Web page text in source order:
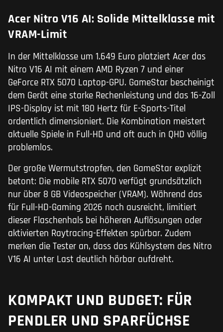
Acer Nitro V16 AI: Solide Mittelklasse mit
VRAM-Limit
In der Mittelklasse um 1.649 Euro platziert Acer das
Nitro V16 AI mit einem AMD Ryzen 7 und einer
GeForce RTX 5070 Laptop-GPU. GameStar bescheinigt
dem Gerät eine starke Rechenleistung und das 16-Zoll
IPS-Display ist mit 180 Hertz für E-Sports-Titel
ordentlich dimensioniert. Die Kombination meistert
aktuelle Spiele in Full-HD und oft auch in QHD völlig
problemlos.
Der große Wermutstropfen, den GameStar explizit
betont: Die mobile RTX 5070 verfügt grundsätzlich
nur über 8 GB Videospeicher (VRAM). Während das
für Full-HD-Gaming 2026 noch ausreicht, limitiert
dieser Flaschenhals bei höheren Auflösungen oder
aktivierten Raytracing-Effekten spürbar. Zudem
merken die Tester an, dass das Kühlsystem des Nitro
V16 AI unter Last deutlich hörbar aufdreht.
KOMPAKT UND BUDGET: FÜR
PENDLER UND SPARFÜCHSE